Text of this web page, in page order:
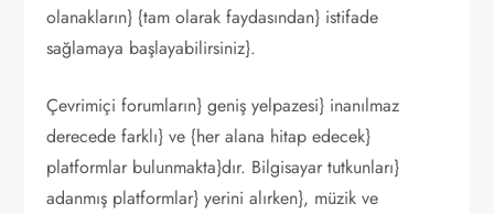
olanakların} {tam olarak faydasından} istifade
sağlamaya başlayabilirsiniz}.
Çevrimiçi forumların} geniş yelpazesi} inanılmaz
derecede farklı} ve {her alana hitap edecek}
platformlar bulunmakta}dır. Bilgisayar tutkunları}
adanmış platformlar} yerini alırken}, müzik ve